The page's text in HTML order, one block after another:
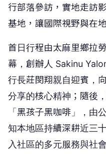
行部落參訪，實地走訪
基地，讓國際視野與在
首日行程由太麻里鄉拉
幕，創辦人 Sakinu
行長莊閔翔親自迎賓，
分享的核心精神；隨後
「黑孩子黑咖啡」，由
知本地區持續深耕近三
入社區的多元服務與社